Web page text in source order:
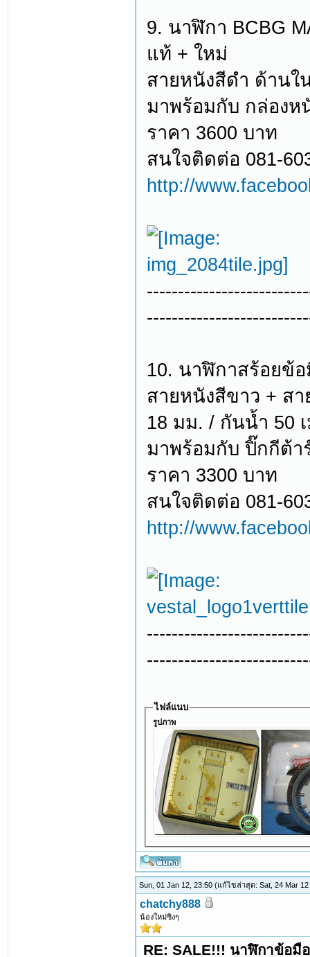
9. นาฬิกา BCBG
แท้ + ใหม่
สายหนังสีดำ ด้านใ
มาพร้อมกับ กล่องห
ราคา 3600 บาท
สนใจติดต่อ 081-
http://
10. นาฬิกาสร้อยข้อ
สายหนังสีขาว + ส
18 มม. / กันน้ำ 50
มาพร้อมกับ ปิ๊กกีต้า
ราคา 3300 บาท
สนใจติดต่อ 081-
http://
ไฟล์แนบ
รูปภาพ
Sun, 01 Jan 12, 23:50(แก้ไขล่าสุด: Sat, 24 Mar
chatchy888
น้องใหม่ซิงๆ
RE: SALE!!! นาฬิกาข้อมื